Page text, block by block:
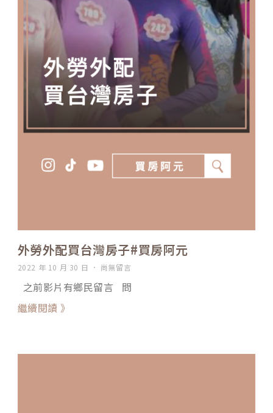
外勞外配買台灣房子#買房阿元
2022 年 10 月 30 日 尚無留言
之前影片有鄉民留言 問
繼續閱讀 》